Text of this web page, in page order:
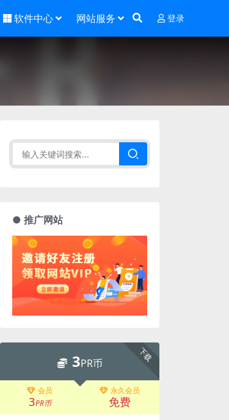
软件中心 网站服务 登录
● 推广网站
下载
3PR币
会员
3PR币
永久会员
免费